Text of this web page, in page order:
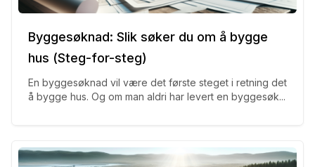
Byggesøknad: Slik søker du om å bygge
hus (Steg-for-steg)
En byggesøknad vil være det første steget i retning det
å bygge hus. Og om man aldri har levert en byggesøk...